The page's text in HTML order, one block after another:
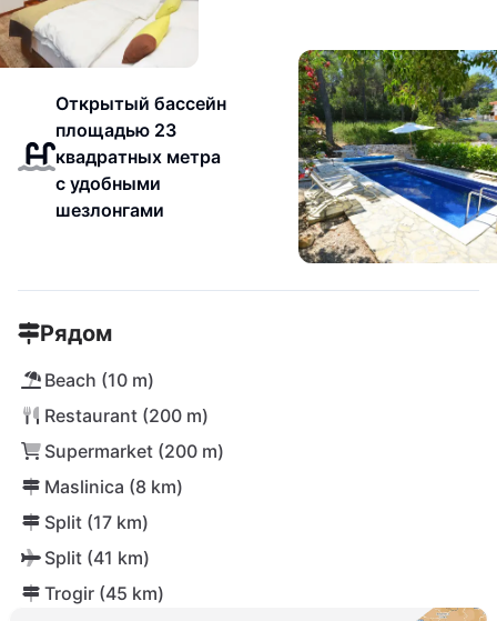
Открытый бассейн
площадью 23
квадратных метра
с удобными
шезлонгами
Рядом
Beach (10 m)
Restaurant (200 m)
Supermarket (200 m)
Maslinica (8 km)
Split (17 km)
Split (41 km)
Trogir (45 km)